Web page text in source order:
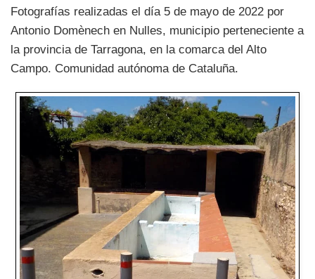
Fotografías realizadas el día 5 de mayo de 2022 por
Antonio Domènech en Nulles, municipio perteneciente a
la provincia de Tarragona, en la comarca del Alto
Campo. Comunidad autónoma de Cataluña.